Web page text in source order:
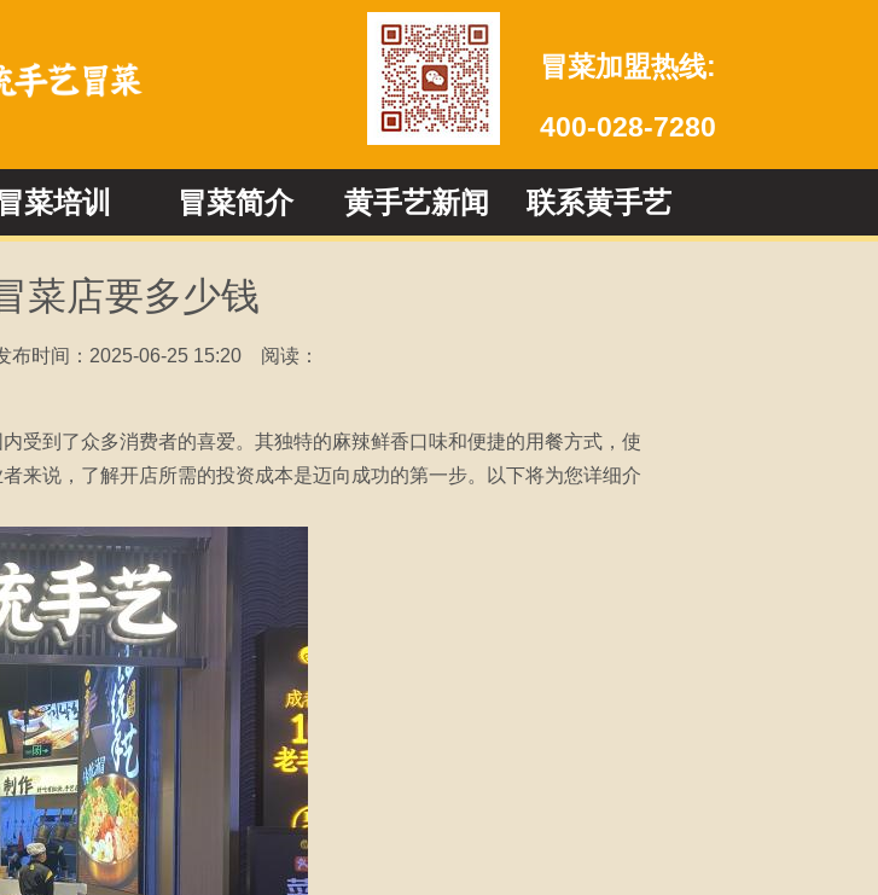
冒菜加盟热线:
400-028-7280
冒菜培训 冒菜简介 黄手艺新闻 联系黄手艺
问答 冒菜新闻动态
菜店要多少钱
布时间：2025-06-25 15:20 阅读：
受到了众多消费者的喜爱。其独特的麻辣鲜香口味和便捷的用餐方式，使
来说，了解开店所需的投资成本是迈向成功的第一步。以下将为您详细介